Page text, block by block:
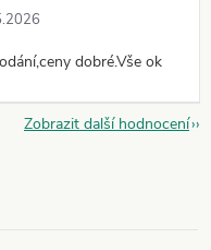
dobré.Vše ok
Zobrazit další hodnocení